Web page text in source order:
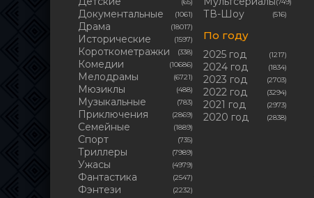
Документальные (1061)
Драма (18017)
Исторические (1597)
Короткометражки (338)
Комедии (10686)
Мелодрамы (6721)
Мюзиклы (488)
Музыкальные (783)
Приключения (2869)
Семейные (1889)
Cпорт (735)
Триллеры (7989)
Ужасы (4979)
Фантастика (2547)
Фэнтези (2232)
ТВ-Шоу (516)
По году
2025 год (1217)
2024 год (1834)
2023 год (2703)
2022 год (3294)
2021 год (2973)
2020 год (2838)